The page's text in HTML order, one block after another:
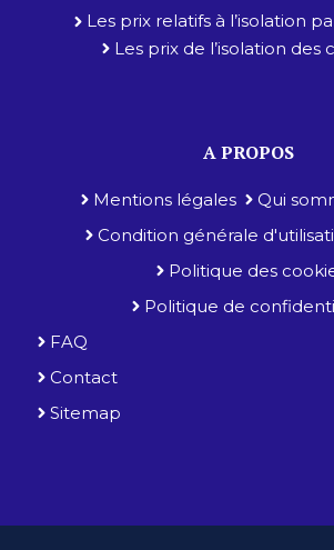
Les prix relatifs à l’isolation
Les prix de l’isolation des
A PROPOS
Mentions légales
Qui
Condition générale
Politique des
Politique de
FAQ
Contact
Sitemap